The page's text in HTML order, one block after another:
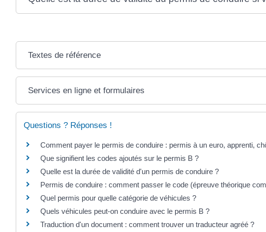
Textes de référence
Services en ligne et formulaires
Questions ? Réponses !
Comment payer le permis de conduire : permis à un euro, apprenti,
Que signifient les codes ajoutés sur le permis B ?
Quelle est la durée de validité d'un permis de conduire ?
Permis de conduire : comment passer le code (épreuve théorique
Quel permis pour quelle catégorie de véhicules ?
Quels véhicules peut-on conduire avec le permis B ?
Traduction d'un document : comment trouver un traducteur agréé ?